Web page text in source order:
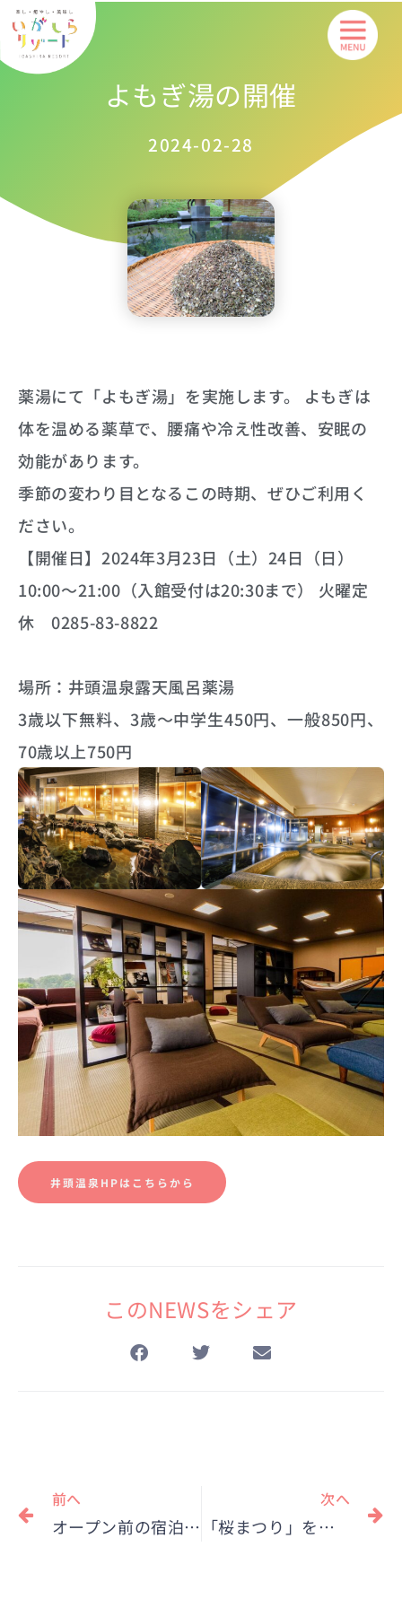
を
よもぎ湯の開催
2024-02-28
薬湯にて「よもぎ湯」を実施します。 よもぎは
体を温める薬草で、腰痛や冷え性改善、安眠の
効能があります。
季節の変わり目となるこの時期、ぜひご利用く
ださい。
【開催日】2024年3月23日（土）24日（日）
10:00～21:00（入館受付は20:30まで） 火曜定
休 0285-83-8822
場所：井頭温泉露天風呂薬湯
3歳以下無料、3歳～中学生450円、一般850円、
70歳以上750円
井頭温泉HPはこちらから
このNEWSをシェア
前へ
オープン前の宿泊施設にご招待
次へ
「桜まつり」を開催！